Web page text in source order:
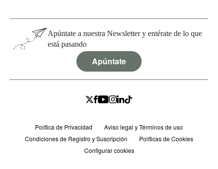
Apúntate a nuestra Newsletter y entérate de lo que
está pasando
Apúntate
Política de Privacidad
Aviso legal y Términos de uso
Condiciones de Registro y Suscripción
Políticas de Cookies
Configurar cookies